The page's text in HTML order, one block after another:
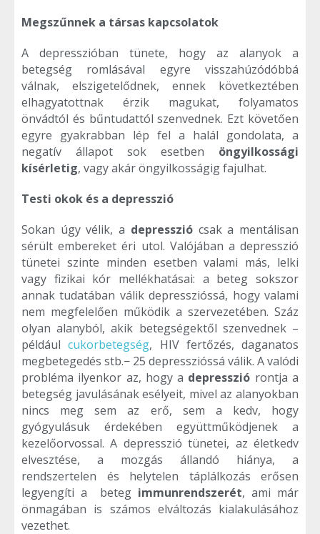
Megszűnnek a társas kapcsolatok
A depresszióban tünete, hogy az alanyok a
betegség romlásával egyre visszahúzódóbbá
válnak, elszigetelődnek, ennek következtében
elhagyatottnak érzik magukat, folyamatos
önvádtól és bűntudattól szenvednek. Ezt követően
egyre gyakrabban lép fel a halál gondolata, a
negatív állapot sok esetben öngyilkossági
kísérletig, vagy akár öngyilkosságig fajulhat.
Testi okok és a depresszió
Sokan úgy vélik, a depressziócsak a mentálisan
sérült embereket éri utol. Valójában a depresszió
tünetei szinte minden esetben valami más, lelki
vagy fizikai kór mellékhatásai: a beteg sokszor
annak tudatában válik depresszióssá, hogy valami
nem megfelelően működik a szervezetében. Száz
olyan alanyból, akik betegségektől szenvednek –
példáulcukorbetegség, HIV fertőzés, daganatos
megbetegedés stb.− 25 depresszióssá válik. A valódi
probléma ilyenkor az, hogy a depresszió rontja a
betegség javulásának esélyeit, mivel az alanyokban
nincs meg sem az erő, sem a kedv, hogy
gyógyulásuk érdekében együttműködjenek a
kezelőorvossal. A depresszió tünetei, az életkedv
elvesztése, a mozgás állandó hiánya, a
rendszertelen és helytelen táplálkozás erősen
legyengíti a beteg immunrendszerét, ami már
önmagában is számos elváltozás kialakulásához
vezethet.